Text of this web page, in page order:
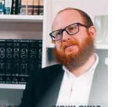
לנהוג כבר יותר מ-120 שנה